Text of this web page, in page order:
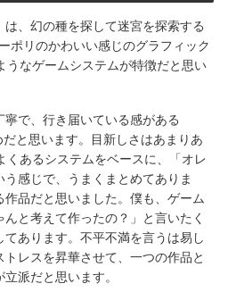
は、幻の種を探して迷宮を探索する
ポリのかわいい感じのグラフィック
うなゲームシステムが特徴だと思い
で、行き届いている感がある
と思います。目新しさはあまりあ
くあるシステムをベースに、「オレ
感じで、うまくまとめてありま
品だと思いました。僕も、ゲーム
と考えて作ったの？」と言いたく
あります。不平不満を言うは易し
レスを昇華させて、一つの作品と
派だと思います。